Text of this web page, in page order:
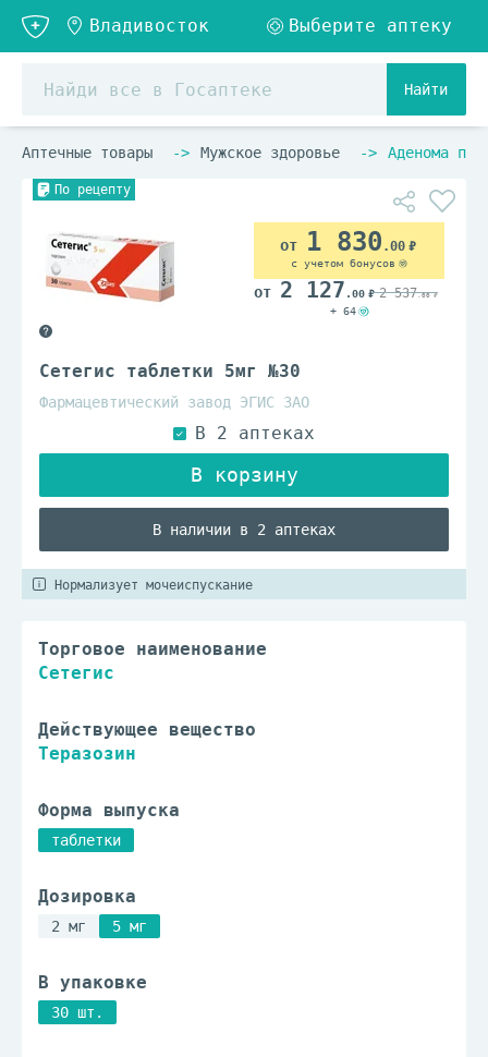
Найти
Аптечные товары Мужское здоровье Аденома
По рецепту
Сетегис таблетки 5мг №30
Фармацевтический завод ЭГИС ЗАО
В наличии в 2 аптеках
1 830 .00
с учетом бонусов
2 127 .00 2 537.00
+ 64
Нормализует мочеиспускание
Торговое наименование
Сетегис
Действующее вещество
Теразозин
Форма выпуска
таблетки
Дозировка
2 мг 5 мг
В упаковке
30 шт.